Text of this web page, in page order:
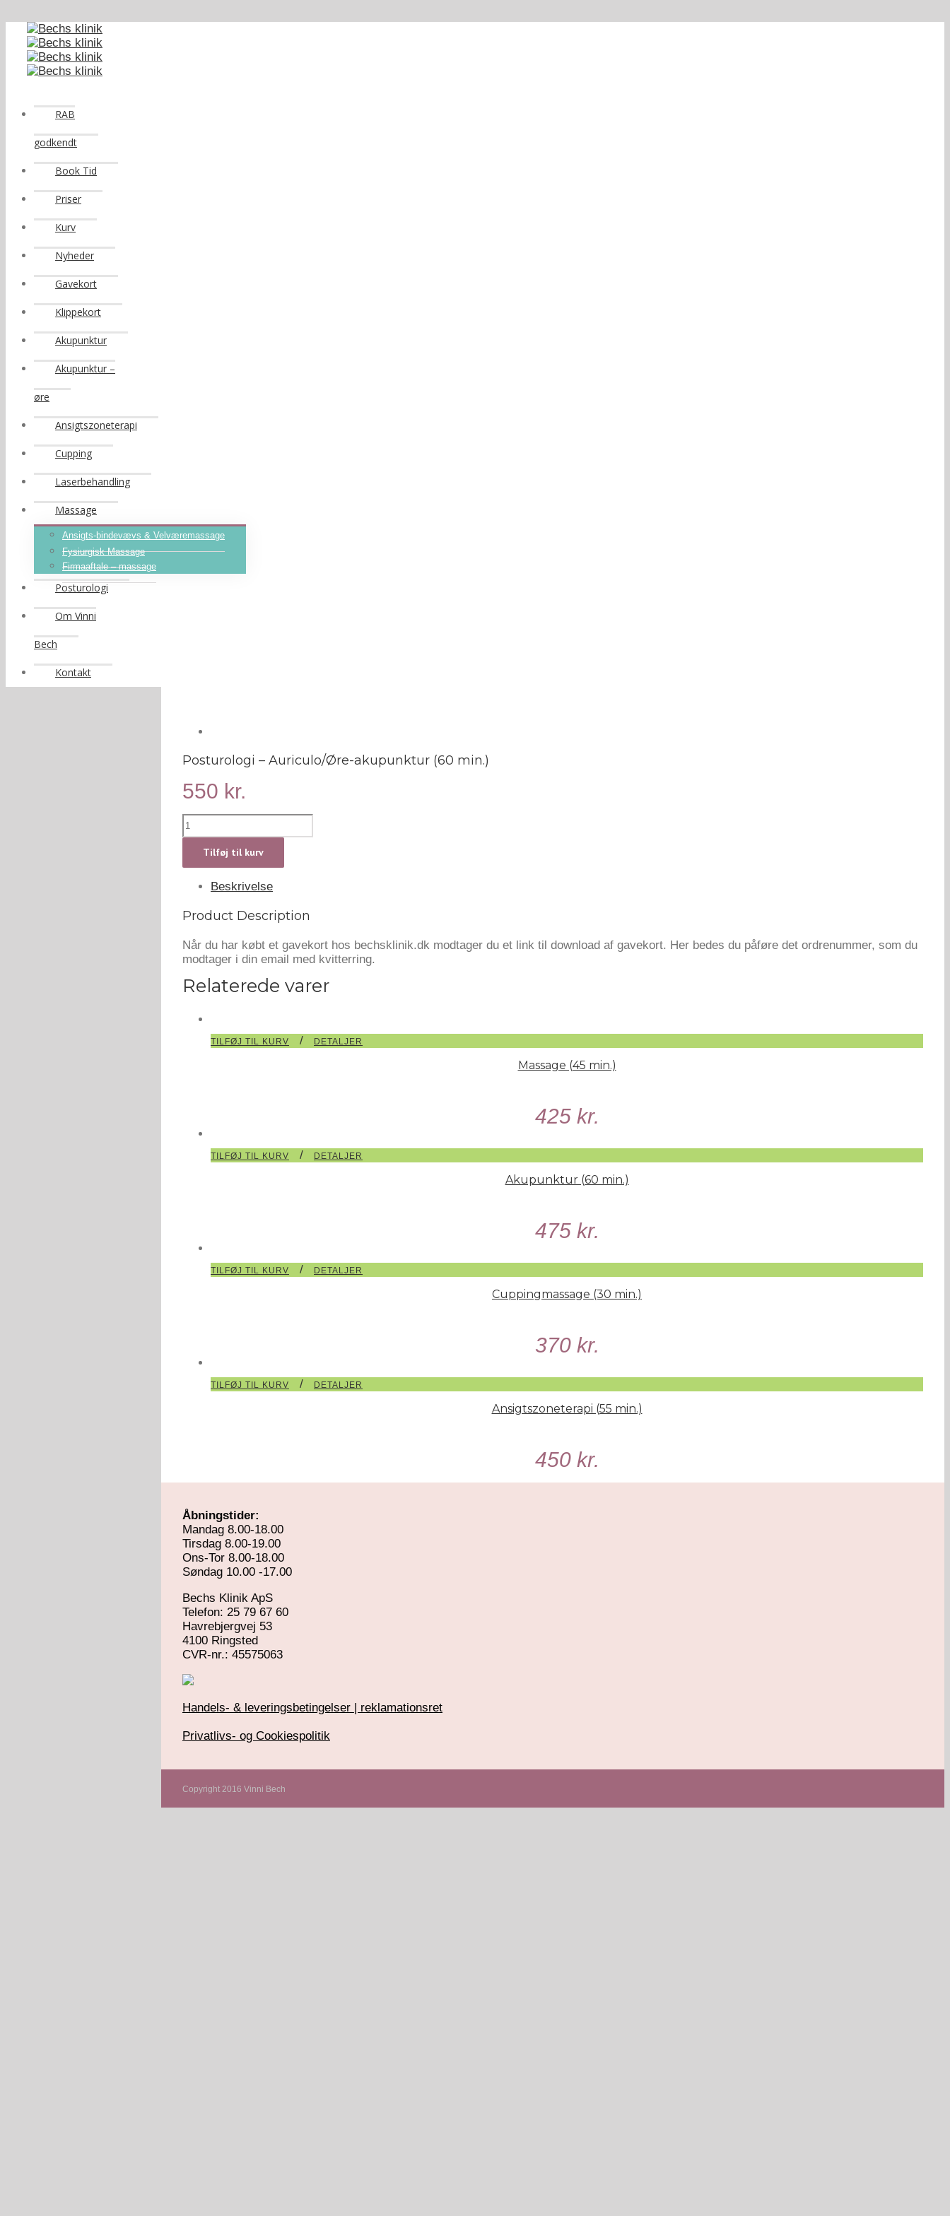
RAB
godkendt
Book Tid
Priser
Kurv
Nyheder
Gavekort
Klippekort
Akupunktur
Akupunktur –
øre
Ansigtszoneterapi
Cupping
Laserbehandling
Massage
Ansigts-bindevævs & Velværemassage
Fysiurgisk Massage
Firmaaftale – massage
Posturologi
Om Vinni
Bech
Kontakt
Posturologi – Auriculo/Øre-akupunktur (60 min.)
550 kr.
Posturologi
–
Auriculo/
antal
Tilføj til kurv
Beskrivelse
Product Description
Når du har købt et gavekort hos bechsklinik.dk modtager du et link til download af gavekort. Her bedes du påføre det ordrenummer, som du
modtager i din email med kvitterring.
Relaterede varer
TILFØJ TIL KURV / DETALJER
Massage (45 min.)
425 kr.
TILFØJ TIL KURV / DETALJER
Akupunktur (60 min.)
475 kr.
TILFØJ TIL KURV / DETALJER
Cuppingmassage (30 min.)
370 kr.
TILFØJ TIL KURV / DETALJER
Ansigtszoneterapi (55 min.)
450 kr.
Åbningstider:
Mandag 8.00-18.00
Tirsdag 8.00-19.00
Ons-Tor 8.00-18.00
Søndag 10.00 -17.00
Bechs Klinik ApS
Telefon: 25 79 67 60
Havrebjergvej 53
4100 Ringsted
​CVR-nr.: 45575063
Handels- & leveringsbetingelser | reklamationsret
Privatlivs- og Cookiespolitik
Copyright 2016 Vinni Bech